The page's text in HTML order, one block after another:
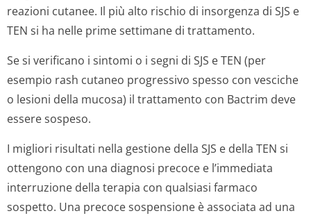
reazioni cutanee. Il più alto rischio di insorgenza di SJS e
TEN si ha nelle prime settimane di trattamento.
Se si verificano i sintomi o i segni di SJS e TEN (per
esempio rash cutaneo progressivo spesso con vesciche
o lesioni della mucosa) il trattamento con Bactrim deve
essere sospeso.
I migliori risultati nella gestione della SJS e della TEN si
ottengono con una diagnosi precoce e l’immediata
interruzione della terapia con qualsiasi farmaco
sospetto. Una precoce sospensione è associata ad una